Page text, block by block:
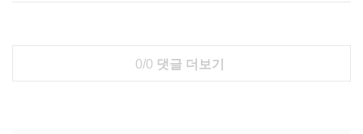
0/0 댓글 더보기